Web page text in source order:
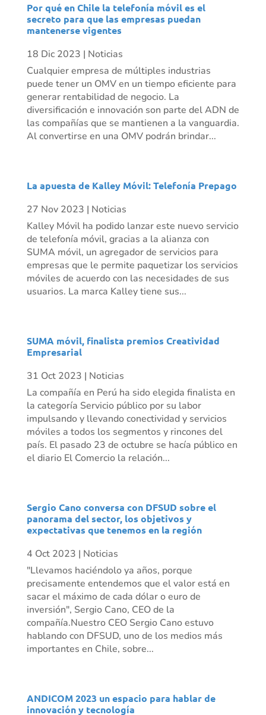
Por qué en Chile la telefonía móvil es el
secreto para que las empresas puedan
mantenerse vigentes
18 Dic 2023 | Noticias
Cualquier empresa de múltiples industrias
puede tener un OMV en un tiempo eficiente para
generar rentabilidad de negocio. La
diversificación e innovación son parte del ADN de
las compañías que se mantienen a la vanguardia.
Al convertirse en una OMV podrán brindar...
La apuesta de Kalley Móvil: Telefonía Prepago
27 Nov 2023 | Noticias
Kalley Móvil ha podido lanzar este nuevo servicio
de telefonía móvil, gracias a la alianza con
SUMA móvil, un agregador de servicios para
empresas que le permite paquetizar los servicios
móviles de acuerdo con las necesidades de sus
usuarios. La marca Kalley tiene sus...
SUMA móvil, finalista premios Creatividad
Empresarial
31 Oct 2023 | Noticias
La compañía en Perú ha sido elegida finalista en
la categoría Servicio público por su labor
impulsando y llevando conectividad y servicios
móviles a todos los segmentos y rincones del
país. El pasado 23 de octubre se hacía público en
el diario El Comercio la relación...
Sergio Cano conversa con DFSUD sobre el
panorama del sector, los objetivos y
expectativas que tenemos en la región
4 Oct 2023 | Noticias
"Llevamos haciéndolo ya años, porque
precisamente entendemos que el valor está en
sacar el máximo de cada dólar o euro de
inversión", Sergio Cano, CEO de la
compañía.Nuestro CEO Sergio Cano estuvo
hablando con DFSUD, uno de los medios más
importantes en Chile, sobre...
ANDICOM 2023 un espacio para hablar de
innovación y tecnología